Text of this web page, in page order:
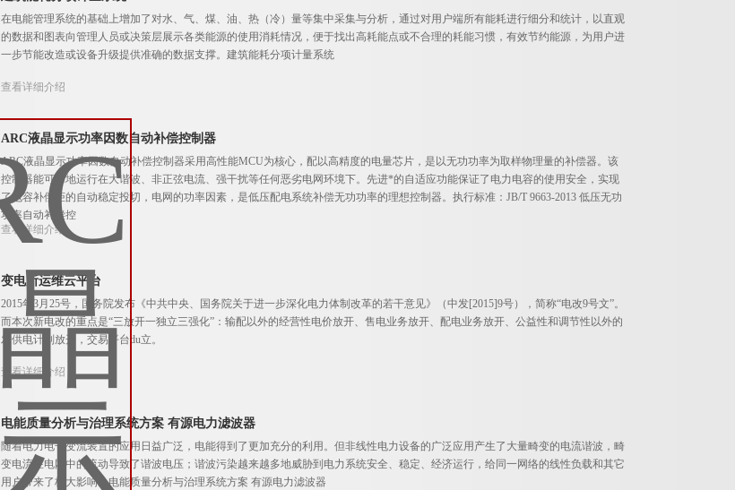
在电能管理系统的基础上增加了对水、气、煤、油、热（冷）量等集中采集与分析，通过对用户端所有能耗进行细分和统计，以直观
的数据和图表向管理人员或决策层展示各类能源的使用消耗情况，便于找出高耗能点或不合理的耗能习惯，有效节约能源，为用户进
一步节能改造或设备升级提供准确的数据支撑。建筑能耗分项计量系统
查看详细介绍
ARC液晶显示功率因数自动补偿控制器
ARC液晶显示功率因数自动补偿控制器采用高性能MCU为核心，配以高精度的电量芯片，是以无功功率为取样物理量的补偿器。该
控制器能可靠地运行在大谐波、非正弦电流、强干扰等任何恶劣电网环境下。先进*的自适应功能保证了电力电容的使用安全，实现
了电容补偿柜的自动稳定投切，电网的功率因素，是低压配电系统补偿无功功率的理想控制器。执行标准：JB/T 9663-2013 低压无功
功率自动补偿控
查看详细介绍
变电所运维云平台
2015年3月25号，国务院发布《中共中央、国务院关于进一步深化电力体制改革的若干意见》（中发[2015]9号），简称“电改9号文”。
而本次新电改的重点是“三放开一独立三强化”：输配以外的经营性电价放开、售电业务放开、配电业务放开、公益性和调节性以外的
发供电计划放开，交易平台du立。
查看详细介绍
电能质量分析与治理系统方案 有源电力滤波器
随着电力电子变流装置的应用日益广泛，电能得到了更加充分的利用。但非线性电力设备的广泛应用产生了大量畸变的电流谐波，畸
变电流在电网中的流动导致了谐波电压；谐波污染越来越多地威胁到电力系统安全、稳定、经济运行，给同一网络的线性负载和其它
用户带来了极大影响。电能质量分析与治理系统方案 有源电力滤波器